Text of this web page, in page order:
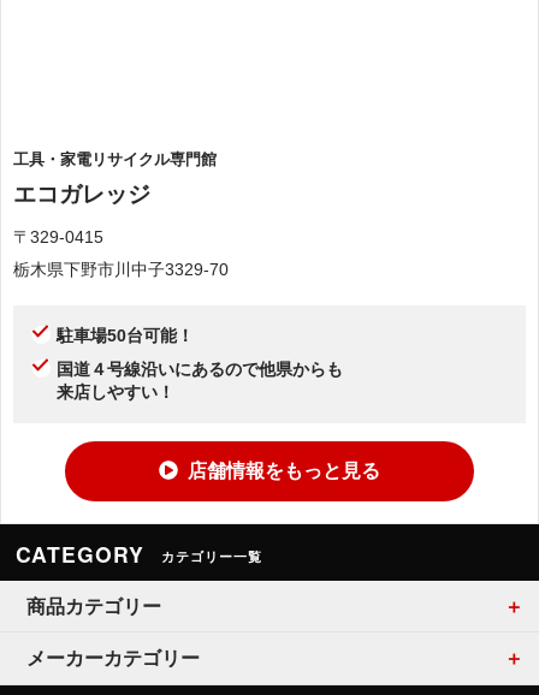
工具・家電リサイクル専門館
エコガレッジ
〒329-0415
栃木県下野市川中子3329-70
駐車場50台可能！
国道４号線沿いにあるので他県からも
来店しやすい！
店舗情報をもっと見る
CATEGORY カテゴリー一覧
商品カテゴリー
メーカーカテゴリー